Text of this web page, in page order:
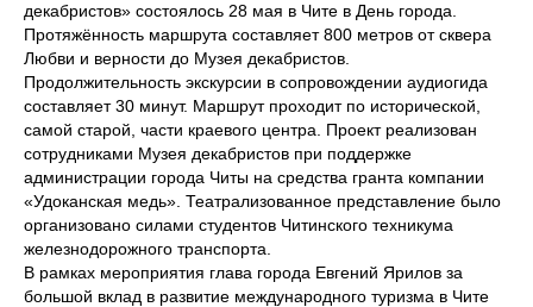
декабристов» состоялось 28 мая в Чите в День города.
Протяжённость маршрута составляет 800 метров от сквера
Любви и верности до Музея декабристов.
Продолжительность экскурсии в сопровождении аудиогида
составляет 30 минут. Маршрут проходит по исторической,
самой старой, части краевого центра. Проект реализован
сотрудниками Музея декабристов при поддержке
администрации города Читы на средства гранта компании
«Удоканская медь». Театрализованное представление было
организовано силами студентов Читинского техникума
железнодорожного транспорта.
В рамках мероприятия глава города Евгений Ярилов за
большой вклад в развитие международного туризма в Чите